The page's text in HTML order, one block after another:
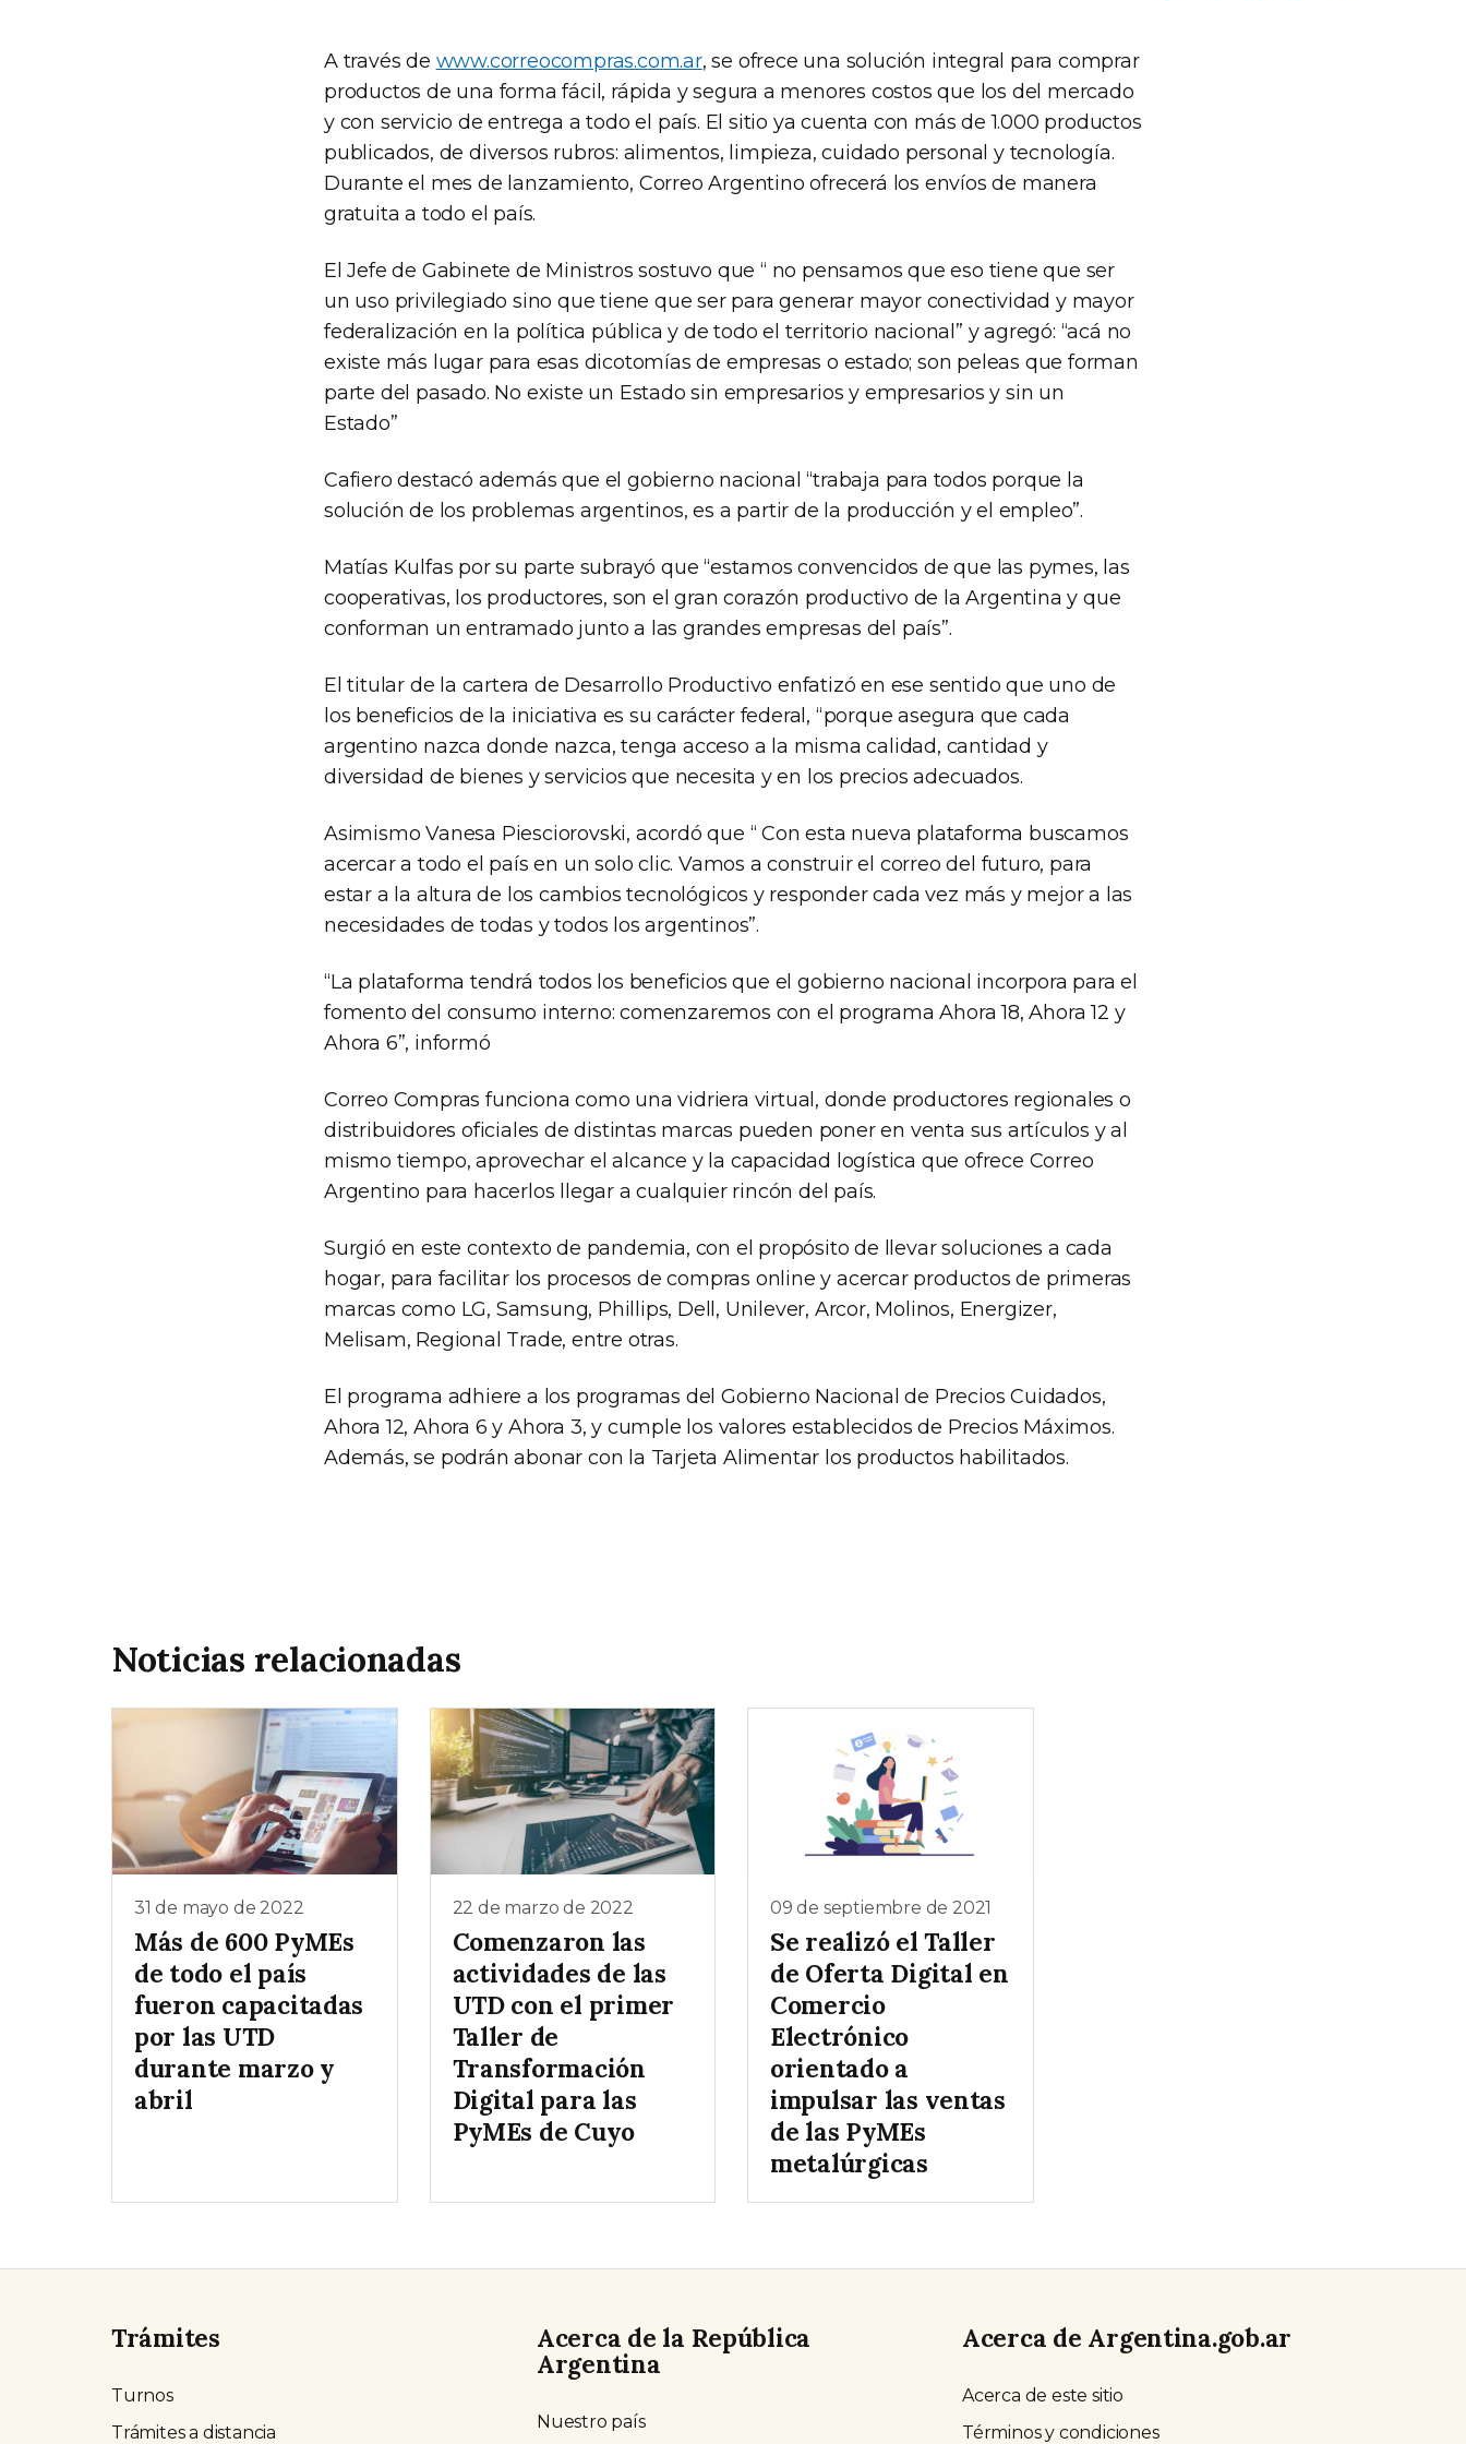
A través de www.correocompras.com.ar, se ofrece una solución integral para comprar
productos de una forma fácil, rápida y segura a menores costos que los del mercado
y con servicio de entrega a todo el país. El sitio ya cuenta con más de 1.000 productos
publicados, de diversos rubros: alimentos, limpieza, cuidado personal y tecnología.
Durante el mes de lanzamiento, Correo Argentino ofrecerá los envíos de manera
gratuita a todo el país.
El Jefe de Gabinete de Ministros sostuvo que “ no pensamos que eso tiene que ser
un uso privilegiado sino que tiene que ser para generar mayor conectividad y mayor
federalización en la política pública y de todo el territorio nacional” y agregó: “acá no
existe más lugar para esas dicotomías de empresas o estado; son peleas que forman
parte del pasado. No existe un Estado sin empresarios y empresarios y sin un
Estado”
Cafiero destacó además que el gobierno nacional “trabaja para todos porque la
solución de los problemas argentinos, es a partir de la producción y el empleo”.
Matías Kulfas por su parte subrayó que “estamos convencidos de que las pymes, las
cooperativas, los productores, son el gran corazón productivo de la Argentina y que
conforman un entramado junto a las grandes empresas del país”.
El titular de la cartera de Desarrollo Productivo enfatizó en ese sentido que uno de
los beneficios de la iniciativa es su carácter federal, “porque asegura que cada
argentino nazca donde nazca, tenga acceso a la misma calidad, cantidad y
diversidad de bienes y servicios que necesita y en los precios adecuados.
Asimismo Vanesa Piesciorovski, acordó que “ Con esta nueva plataforma buscamos
acercar a todo el país en un solo clic. Vamos a construir el correo del futuro, para
estar a la altura de los cambios tecnológicos y responder cada vez más y mejor a las
necesidades de todas y todos los argentinos”.
“La plataforma tendrá todos los beneficios que el gobierno nacional incorpora para el
fomento del consumo interno: comenzaremos con el programa Ahora 18, Ahora 12 y
Ahora 6”, informó
Correo Compras funciona como una vidriera virtual, donde productores regionales o
distribuidores oficiales de distintas marcas pueden poner en venta sus artículos y al
mismo tiempo, aprovechar el alcance y la capacidad logística que ofrece Correo
Argentino para hacerlos llegar a cualquier rincón del país.
Surgió en este contexto de pandemia, con el propósito de llevar soluciones a cada
hogar, para facilitar los procesos de compras online y acercar productos de primeras
marcas como LG, Samsung, Phillips, Dell, Unilever, Arcor, Molinos, Energizer,
Melisam, Regional Trade, entre otras.
El programa adhiere a los programas del Gobierno Nacional de Precios Cuidados,
Ahora 12, Ahora 6 y Ahora 3, y cumple los valores establecidos de Precios Máximos.
Además, se podrán abonar con la Tarjeta Alimentar los productos habilitados.
Noticias relacionadas
31 de mayo de 2022
Más de 600 PyMEs
de todo el país
fueron capacitadas
por las UTD
durante marzo y
abril
22 de marzo de 2022
Comenzaron las
actividades de las
UTD con el primer
Taller de
Transformación
Digital para las
PyMEs de Cuyo
09 de septiembre de 2021
Se realizó el Taller
de Oferta Digital en
Comercio
Electrónico
orientado a
impulsar las ventas
de las PyMEs
metalúrgicas
Trámites
Turnos
Trámites a distancia
Acerca de la República
Argentina
Nuestro país
Acerca de Argentina.gob.ar
Acerca de este sitio
Términos y condiciones